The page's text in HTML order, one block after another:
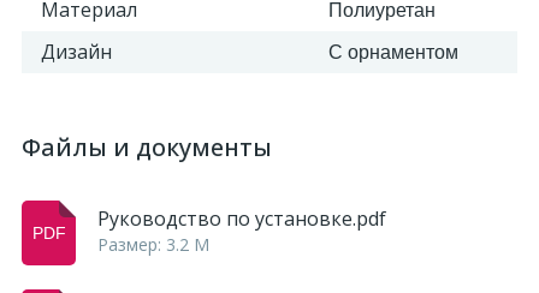
Материал Полиуретан
Дизайн С орнаментом
Файлы и документы
Руководство по установке.pdf
Размер: 3.2 M